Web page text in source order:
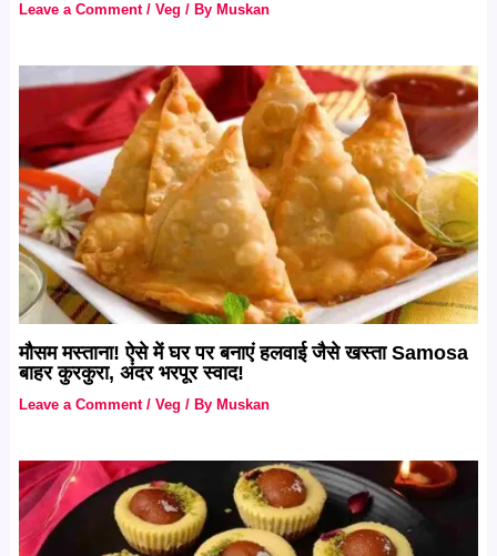
Leave a Comment /Veg / By Muskan
मौसम मस्‍ताना! ऐसे में घर पर बनाएं हलवाई जैसे खस्ता Samosa
बाहर कुरकुरा, अंदर भरपूर स्वाद!
Leave a Comment /Veg / ByMuskan